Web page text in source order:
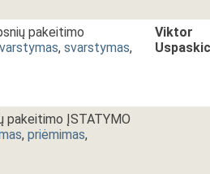
pakeitimo
, svarstymas,
Viktor
pakeitimo ĮSTATYMO
, priėmimas,